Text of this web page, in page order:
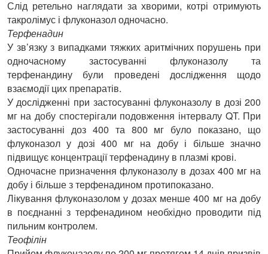
Слід ретельно наглядати за хворими, котрі отримують
такролімус і флуконазол одночасно.
Терфенадин
У зв’язку з випадками тяжких аритмічних порушень при
одночасному застосуванні флуконазолу та
терфенандину були проведені дослідження щодо
взаємодії цих препаратів.
У дослідженні при застосуванні флуконазолу в дозі 200
мг на добу спостерігали подовження інтервалу QT. При
застосуванні доз 400 та 800 мг було показано, що
флуконазол у дозі 400 мг на добу і більше значно
підвищує концентрації терфенадину в плазмі крові.
Одночасне призначення флуконазолу в дозах 400 мг на
добу і більше з терфенадином протипоказано.
Лікування флуконазолом у дозах менше 400 мг на добу
в поєднанні з терфенадином необхідно проводити під
пильним контролем.
Теофілін